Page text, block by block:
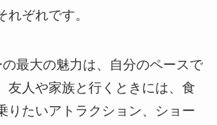
れぞれです。
最大の魅力は、自分のペースで
友人や家族と行くときには、食
りたいアトラクション、ショー